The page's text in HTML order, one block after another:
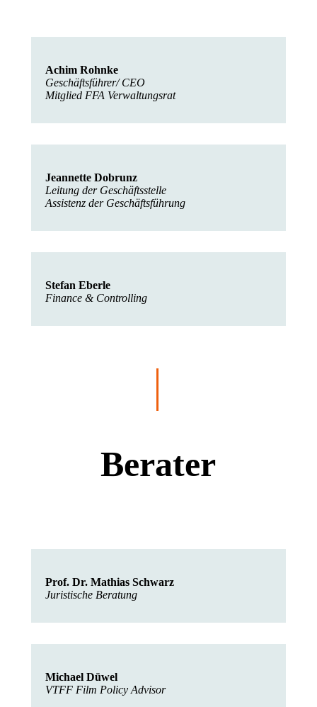
Achim Rohnke
Geschäftsführer/ CEO
Mitglied FFA Verwaltungsrat
Jeannette Dobrunz
Leitung der Geschäftsstelle
Assistenz der Geschäftsführung
Stefan Eberle
Finance & Controlling
Berater
Prof. Dr. Mathias Schwarz
Juristische Beratung
Michael Düwel
VTFF Film Policy Advisor